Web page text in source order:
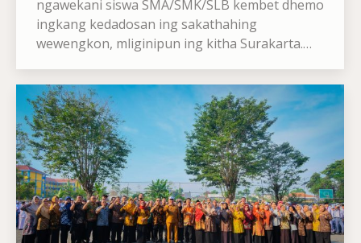
ngawekani siswa SMA/SMK/SLB kembet dhemo
ingkang kedadosan ing sakathahing
wewengkon, mliginipun ing kitha Surakarta.…